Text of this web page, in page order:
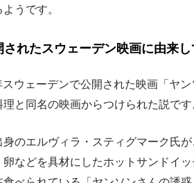
うです。
れたスウェーデン映画に由来し
ウェーデンで公開された映画「ヤ
と同名の映画からつけられた説です
のエルヴィラ・スティグマーク氏
卵などを具材にしたホットサンドイ